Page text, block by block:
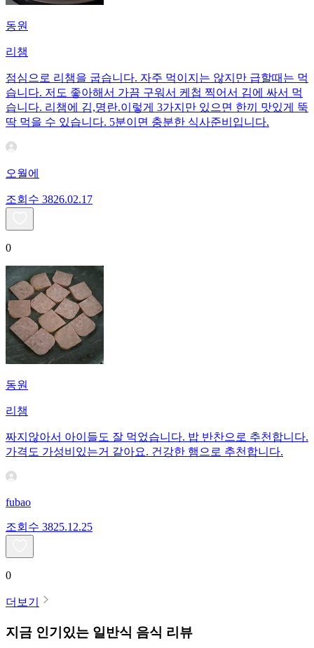
동원
리챔
점심으로 리챔을 굽습니다. 자주 먹이지는 않지만 급할때는 먹
습니다. 저도 좋아해서 가끔 구워서 케첩 찍어서 김에 싸서 먹
습니다. 리챔에 김,명란.이렇게 3가지만 있으면 한끼 맛있게 뚝
딱 먹을 수 있습니다. 5분이면 충분한 식사준비입니다.
오월에
조회수 3826.02.17
0
동원
리챔
짜지않아서 아이들도 잘 먹었습니다. 밥 반찬으로 추천합니다.
가격도 가성비있는거 같아요. 건강한 햄으로 추천합니다.
fubao
조회수 3825.12.25
0
더보기
지금 인기있는 일반식 음식 리뷰